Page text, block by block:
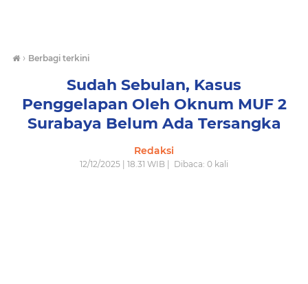
› Berbagi terkini
Sudah Sebulan, Kasus
Penggelapan Oleh Oknum MUF 2
Surabaya Belum Ada Tersangka
Redaksi
12/12/2025 | 18.31 WIB | Dibaca: 0 kali